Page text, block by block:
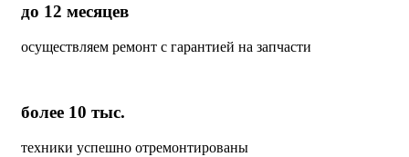
до 12 месяцев
осуществляем ремонт с гарантией на запчасти
более 10 тыс.
техники успешно отремонтированы